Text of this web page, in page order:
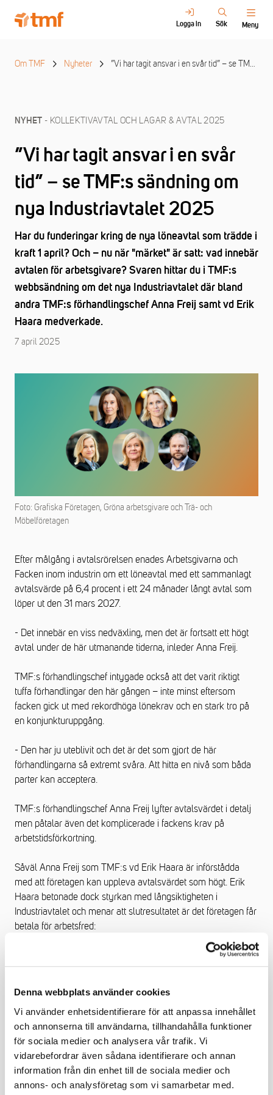
Denna webbplats använder cookies
Vi använder enhetsidentifierare för att anpassa innehållet
och annonserna till användarna, tillhandahålla funktioner
för sociala medier och analysera vår trafik. Vi
vidarebefordrar även sådana identifierare och annan
information från din enhet till de sociala medier och
annons- och analysföretag som vi samarbetar med.
Logga in Sök Meny
Om TMF Nyheter ”Vi har tagit ansvar i en svår tid” – se TMF:s sändning om nya Industriavtalet 2025
NYHET - KOLLEKTIVAVTAL OCH LAGAR & AVTAL 2025
”Vi har tagit ansvar i en svår
tid” – se TMF:s sändning om
nya Industriavtalet 2025
Har du funderingar kring de nya löneavtal som trädde i
kraft 1 april? Och – nu när "märket" är satt: vad innebär
avtalen för arbetsgivare? Svaren hittar du i TMF:s
webbsändning om det nya Industriavtalet där bland
andra TMF:s förhandlingschef Anna Freij samt vd Erik
Haara medverkade.
7 april 2025
Foto: Grafiska Företagen, Gröna arbetsgivare och Trä- och
Möbelföretagen
Efter målgång i avtalsrörelsen enades Arbetsgivarna och
Facken inom industrin om ett löneavtal med ett sammanlagt
avtalsvärde på 6,4 procent i ett 24 månader långt avtal som
löper ut den 31 mars 2027.
- Det innebär en viss nedväxling, men det är fortsatt ett högt
avtal under de här utmanande tiderna, inleder Anna Freij.
TMF:s förhandlingschef intygade också att det varit riktigt
tuffa förhandlingar den här gången – inte minst eftersom
facken gick ut med rekordhöga lönekrav och en stark tro på
en konjunkturuppgång.
- Den har ju uteblivit och det är det som gjort de här
förhandlingarna så extremt svåra. Att hitta en nivå som båda
parter kan acceptera.
TMF:s förhandlingschef Anna Freij lyfteravtalsvärdet i detalj
men påtalar även det komplicerade i fackens krav på
arbetstidsförkortning.
Såväl Anna Freij som TMF:s vd Erik Haara är införstådda
med att företagen kan uppleva avtalsvärdet som högt. Erik
Haara betonade dock styrkan med långsiktigheten i
Industriavtalet och menar att slutresultatet är det företagen får
betala för arbetsfred:
- Vi får en lönebildning som är stabil, utan för mycket
konflikter. Så det här är långsiktigt bra för våra företag, det är
Sverige. Vi har tagit ansvar i en svår tid och det har varit
viktigt att göra det, avslutade han.
Se hela sändningen nedan.
Sändningen om nya Industriavtalet 2025 anordnades
tillsammans med Gröna arbetsgivare och Grafiska Företagen.